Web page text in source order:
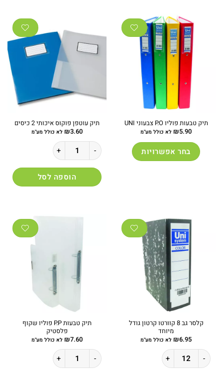
תיק טבעות פוליו P.O צבעוני UNI
₪5.90 לא כולל מע"מ
בחר אפשרויות
לבחור
את
האפשרויות
בעמוד
המוצר
תיק עוטפן פוקוס איכותי 2 כיסים
₪3.60 לא כולל מע"מ
כמות של תיק עוטפן פוקוס איכותי 2 כיסים
הוספה לסל
קלסר גב 8 קוורטו קרטון גודל
מיוחד
₪6.95 לא כולל מע"מ
כמות של קלסר גב 8 קוורטו קרטון גודל מיוחד
תיק טבעות P.P פוליו שקוף
פלסטיק
₪7.60 לא כולל מע"מ
כמות של תיק טבעות P.P פוליו שקוף פלסטיק